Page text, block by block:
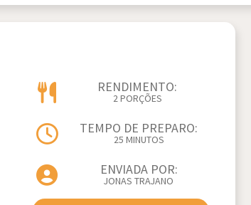
RENDIMENTO:
2 PORÇÕES
TEMPO DE PREPARO:
25 MINUTOS
ENVIADA POR:
JONAS TRAJANO